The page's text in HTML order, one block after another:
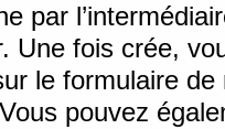
par
Une fois crée,
le formulaire de
pouvez